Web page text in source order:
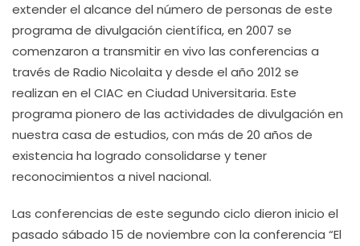
extender el alcance del número de personas de este
programa de divulgación científica, en 2007 se
comenzaron a transmitir en vivo las conferencias a
través de Radio Nicolaita y desde el año 2012 se
realizan en el CIAC en Ciudad Universitaria. Este
programa pionero de las actividades de divulgación en
nuestra casa de estudios, con más de 20 años de
existencia ha logrado consolidarse y tener
reconocimientos a nivel nacional.
Las conferencias de este segundo ciclo dieron inicio el
pasado sábado 15 de noviembre con la conferencia “El